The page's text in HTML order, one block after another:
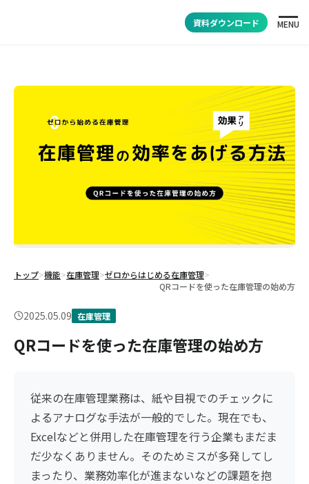
資料ダウンロード MENU
トップ>機能>在庫管理>ゼロからはじめる在庫管理>
QRコードを使った在庫管理の始め方
2025.05.09 在庫管理
QRコードを使った在庫管理の始め方
従来の在庫管理業務は、紙や目視でのチェックに
よるアナログな手法が一般的でした。現在でも、
Excelなどと併用した在庫管理を行う企業もまだま
だ少なくありません。そのためミスが多発してし
まったり、業務効率化が進まないなどの課題を抱